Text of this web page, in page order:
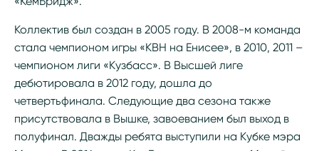
Коллектив был создан в 2005 году. В 2008-м команда
стала чемпионом игры «КВН на Енисее», в 2010, 2011 –
чемпионом лиги «Кузбасс». В Высшей лиге
дебютировала в 2012 году, дошла до
четвертьфинала. Следующие два сезона также
присутствовала в Вышке, завоеванием был выход в
полуфинал. Дважды ребята выступили на Кубке мэра